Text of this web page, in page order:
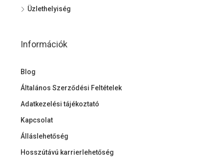
Üzlethelyiség
Információk
Blog
Általános Szerződési Feltételek
Adatkezelési tájékoztató
Kapcsolat
Álláslehetőség
Hosszútávú karrierlehetőség